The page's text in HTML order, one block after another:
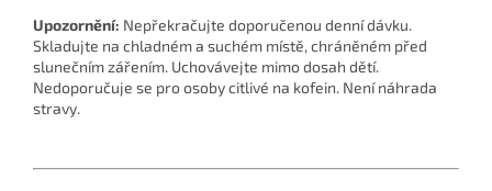
Upozornění: Nepřekračujte doporučenou denní dávku.
Skladujte na chladném a suchém místě, chráněném před
slunečním zářením. Uchovávejte mimo dosah dětí.
Nedoporučuje se pro osoby citlivé na kofein. Není náhrada
stravy.